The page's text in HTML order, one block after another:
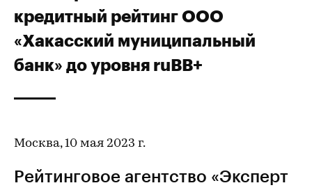
кредитный рейтинг ООО
«Хакасский муниципальный
банк» до уровня ruBB+
Москва, 10 мая 2023 г.
Рейтинговое агентство «Эксперт